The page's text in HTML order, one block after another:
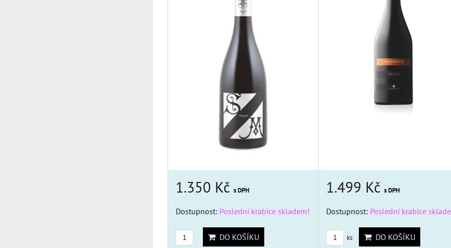
1.350 Kč s DPH
Dostupnost: Poslední krabice skladem!
DO KOŠÍKU
1.499 Kč s DPH
Dostupnost: Poslední krabice
ks DO KOŠÍKU